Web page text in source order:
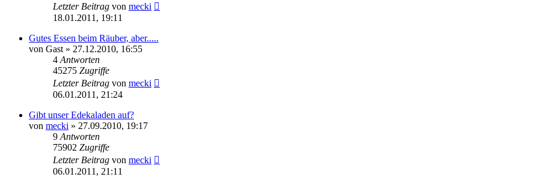
Letzter Beitrag von mecki
18.01.2011, 19:11
Gutes Essen beim Räuber, aber.....
von Gast » 27.12.2010, 16:55
4 Antworten
45275 Zugriffe
Letzter Beitrag von mecki
06.01.2011, 21:24
Gibt unser Edekaladen auf?
von mecki » 27.09.2010, 19:17
9 Antworten
75902 Zugriffe
Letzter Beitrag von mecki
06.01.2011, 21:11